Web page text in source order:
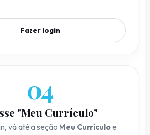
Fazer login
04
"Meu Currículo"
vá até a seção Meu Currículoe